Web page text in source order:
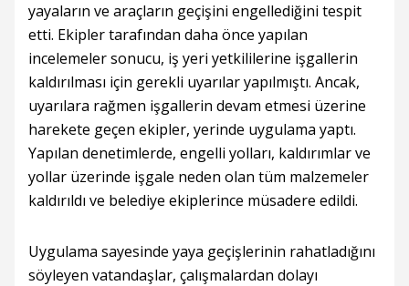
yayaların ve araçların geçişini engellediğini tespit
etti. Ekipler tarafından daha önce yapılan
incelemeler sonucu, iş yeri yetkililerine işgallerin
kaldırılması için gerekli uyarılar yapılmıştı. Ancak,
uyarılara rağmen işgallerin devam etmesi üzerine
harekete geçen ekipler, yerinde uygulama yaptı.
Yapılan denetimlerde, engelli yolları, kaldırımlar ve
yollar üzerinde işgale neden olan tüm malzemeler
kaldırıldı ve belediye ekiplerince müsadere edildi.
Uygulama sayesinde yaya geçişlerinin rahatladığını
söyleyen vatandaşlar, çalışmalardan dolayı